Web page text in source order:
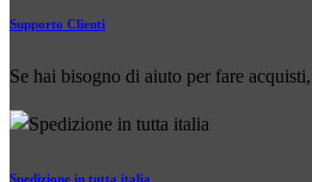
Supporto Clienti
Se hai bisogno di aiuto per fare
Spedizione in tutta italia